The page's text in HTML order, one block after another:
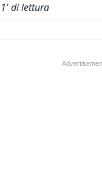
1' di lettura